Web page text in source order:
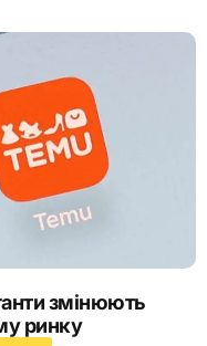
змінюють
ринку